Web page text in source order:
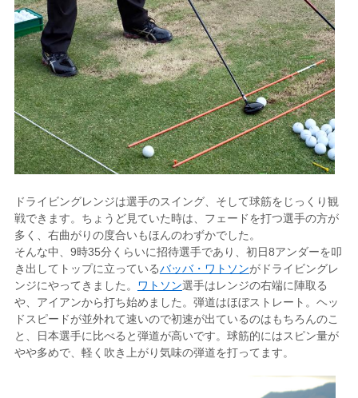
ドライビングレンジは選手のスイング、そして球筋をじっくり観
戦できます。ちょうど見ていた時は、フェードを打つ選手の方が
多く、右曲がりの度合いもほんのわずかでした。
そんな中、9時35分くらいに招待選手であり、初日8アンダーを叩
き出してトップに立っているバッバ・ワトソンがドライビングレ
ンジにやってきました。 ワトソン選手はレンジの右端に陣取る
や、アイアンから打ち始めました。弾道はほぼストレート。ヘッ
ドスピードが並外れて速いので初速が出ているのはもちろんのこ
と、日本選手に比べると弾道が高いです。球筋的にはスピン量が
やや多めで、軽く吹き上がり気味の弾道を打ってます。